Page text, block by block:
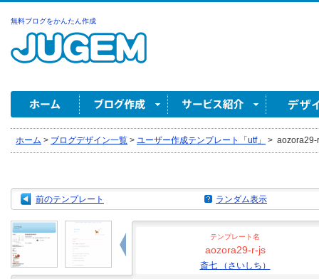
無料ブログをかんたん作成
ホーム > ブログデザイン一覧 > ユーザー作成テンプレート「utf」 > aozora29-
前のテンプレート ランダム表示
テンプレート名
aozora29-r-js
斎七 （さいしち）